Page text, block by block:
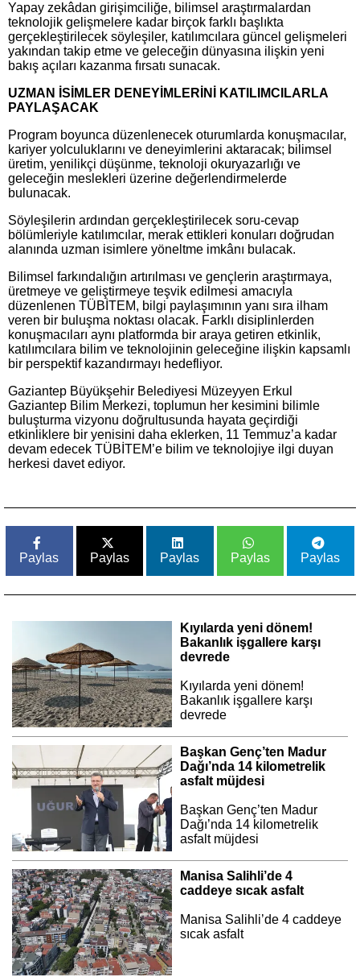
Yapay zekâdan girişimciliğe, bilimsel araştırmalardan
teknolojik gelişmelere kadar birçok farklı başlıkta
gerçekleştirilecek söyleşiler, katılımcılara güncel gelişmeleri
yakından takip etme ve geleceğin dünyasına ilişkin yeni
bakış açıları kazanma fırsatı sunacak.
UZMAN İSİMLER DENEYİMLERİNİ KATILIMCILARLA
PAYLAŞACAK
Program boyunca düzenlenecek oturumlarda konuşmacılar,
kariyer yolculuklarını ve deneyimlerini aktaracak; bilimsel
üretim, yenilikçi düşünme, teknoloji okuryazarlığı ve
geleceğin meslekleri üzerine değerlendirmelerde
bulunacak.
Söyleşilerin ardından gerçekleştirilecek soru-cevap
bölümleriyle katılımcılar, merak ettikleri konuları doğrudan
alanında uzman isimlere yöneltme imkânı bulacak.
Bilimsel farkındalığın artırılması ve gençlerin araştırmaya,
üretmeye ve geliştirmeye teşvik edilmesi amacıyla
düzenlenen TÜBİTEM, bilgi paylaşımının yanı sıra ilham
veren bir buluşma noktası olacak. Farklı disiplinlerden
konuşmacıları aynı platformda bir araya getiren etkinlik,
katılımcılara bilim ve teknolojinin geleceğine ilişkin kapsamlı
bir perspektif kazandırmayı hedefliyor.
Gaziantep Büyükşehir Belediyesi Müzeyyen Erkul
Gaziantep Bilim Merkezi, toplumun her kesimini bilimle
buluşturma vizyonu doğrultusunda hayata geçirdiği
etkinliklere bir yenisini daha eklerken, 11 Temmuz’a kadar
devam edecek TÜBİTEM’e bilim ve teknolojiye ilgi duyan
herkesi davet ediyor.
Paylas Paylas Paylas Paylas Paylas
Kıyılarda yeni dönem!
Bakanlık işgallere karşı
devrede
Kıyılarda yeni dönem!
Bakanlık işgallere karşı
devrede
Başkan Genç’ten Madur
Dağı’nda 14 kilometrelik
asfalt müjdesi
Başkan Genç’ten Madur
Dağı’nda 14 kilometrelik
asfalt müjdesi
Manisa Salihli’de 4
caddeye sıcak asfalt
Manisa Salihli’de 4 caddeye
sıcak asfalt